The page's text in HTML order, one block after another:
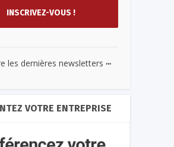
les dernières newsletters ...
VOTRE ENTREPRISE